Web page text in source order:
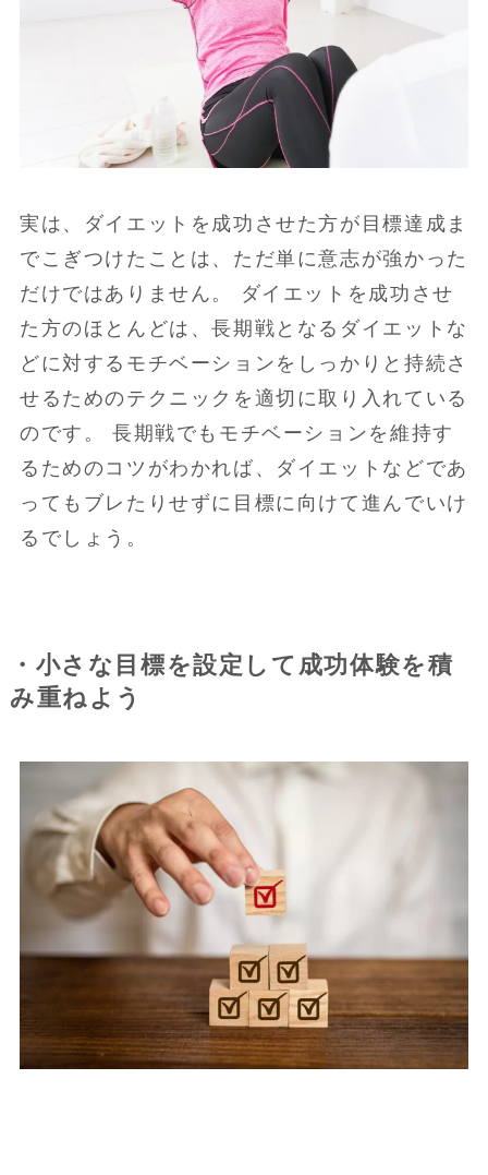
実は、ダイエットを成功させた方が目標達成ま
でこぎつけたことは、ただ単に意志が強かった
だけではありません。 ダイエットを成功させ
た方のほとんどは、長期戦となるダイエットな
どに対するモチベーションをしっかりと持続さ
せるためのテクニックを適切に取り入れている
のです。 長期戦でもモチベーションを維持す
るためのコツがわかれば、ダイエットなどであ
ってもブレたりせずに目標に向けて進んでいけ
るでしょう。
・小さな目標を設定して成功体験を積
み重ねよう